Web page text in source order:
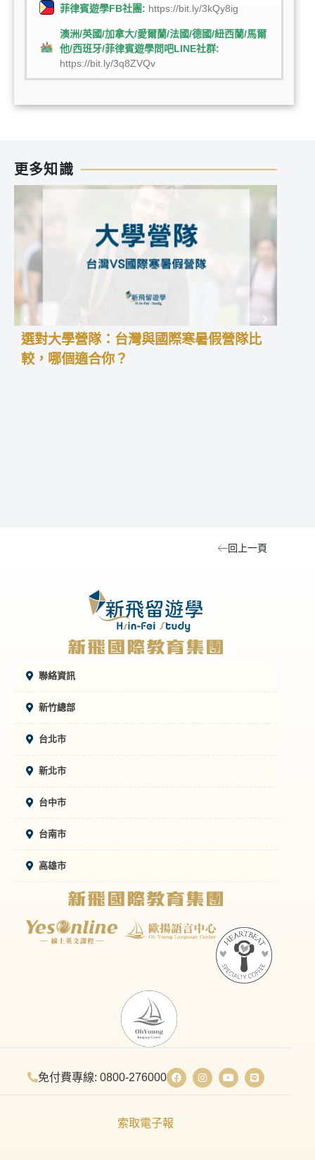
菲律賓遊學FB社團: https://bit.ly/3kQy8ig
澳洲/英國/加拿大/愛爾蘭/法國/德國/紐西蘭/馬爾
他/西班牙/菲律賓遊學問吧LINE社群:
https://bit.ly/3q8ZVQv
更多知識
選對大學營隊：台灣與國際寒暑假營隊比
較，哪個適合你？
回上一頁
聯絡資訊
新竹總部
台北市
新北市
台中市
台南市
高雄市
免付費專線: 0800-276000
索取電子報